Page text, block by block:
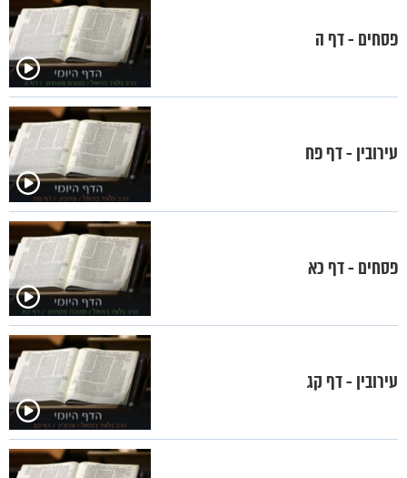
פסחים - דף ה
עירובין - דף פח
פסחים - דף כא
עירובין - דף קג